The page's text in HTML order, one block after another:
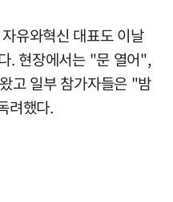
유와혁신 대표도 이날
. 현장에서는 "문 열어",
고 일부 참가자들은 "밤
려했다.